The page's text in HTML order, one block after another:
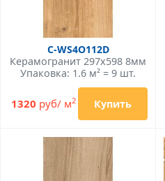
C-WS4O112D
Керамогранит 297x598 8мм
Упаковка: 1.6 м² = 9 шт.
1320 руб/ м2 Купить